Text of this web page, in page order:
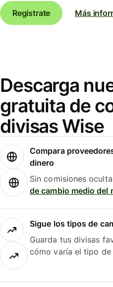
Regístrate Más
Descarga
gratuita de
divisas Wise
Compara
dinero
Sin comisiones
de cambio medio del
Sigue los tipos de
Guarda tus divisas
cómo varía el tipo